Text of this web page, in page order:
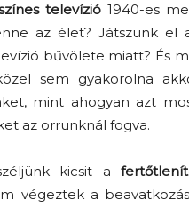
televízió 1940-es
az élet? Játszunk el
bűvölete miatt? És
sem gyakorolna
mint ahogyan azt
az orrunknál fogva.
kicsit a
végeztek a